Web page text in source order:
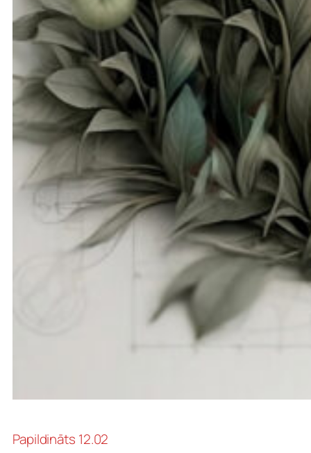
Papildināts 12.02